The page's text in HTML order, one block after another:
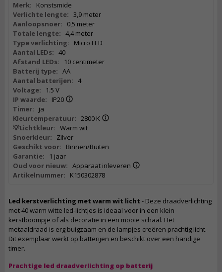
Merk:
Konstsmide
Verlichte lengte: 3,9 meter
Aanloopsnoer:
0,5 meter
Totale lengte: 4,4 meter
Type verlichting:
Micro LED
Aantal LEDs: 40
Afstand LEDs:
10 centimeter
Batterij type: AA
Aantal batterijen: 4
Voltage:
1.5 V
IP waarde:
IP20
Timer:
ja
Kleurtemperatuur: 2800 K
💡Lichtkleur: Warm wit
Snoerkleur:
Zilver
Geschikt voor:
Binnen/Buiten
Garantie:
1 jaar
Oud voor nieuw: Apparaat inleveren
Artikelnummer:
K150302878
Led kerstverlichting met warm wit licht - Deze draadverlichting
met 40 warm witte led-lichtjes is ideaal voor in een klein
kerstboompje of als decoratie in een mooie schaal. Het
metaaldraad is erg buigzaam en de lampjes creëren prachtig licht.
Dit exemplaar werkt op batterijen en beschikt over een handige
timer.
Prachtige led draadverlichting op batterij